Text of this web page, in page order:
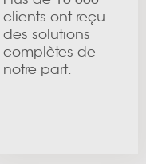
clients ont reçu
des solutions
complètes de
notre part.